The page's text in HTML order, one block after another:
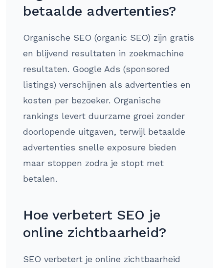
betaalde advertenties?
Organische SEO (organic SEO) zijn gratis
en blijvend resultaten in zoekmachine
resultaten. Google Ads (sponsored
listings) verschijnen als advertenties en
kosten per bezoeker. Organische
rankings levert duurzame groei zonder
doorlopende uitgaven, terwijl betaalde
advertenties snelle exposure bieden
maar stoppen zodra je stopt met
betalen.
Hoe verbetert SEO je
online zichtbaarheid?
SEO verbetert je online zichtbaarheid